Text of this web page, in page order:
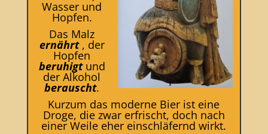
Wasser und
Hopfen.
Das Malz
ernährt, der
Hopfen
beruhigtund
der Alkohol
berauscht.
Kurzum das moderne Bier ist eine
Droge, die zwar erfrischt, doch nach
einer Weile eher einschläfernd wirkt.